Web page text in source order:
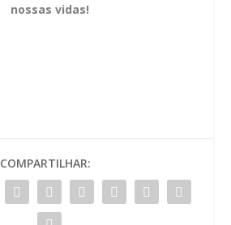
nossas vidas!
COMPARTILHAR: